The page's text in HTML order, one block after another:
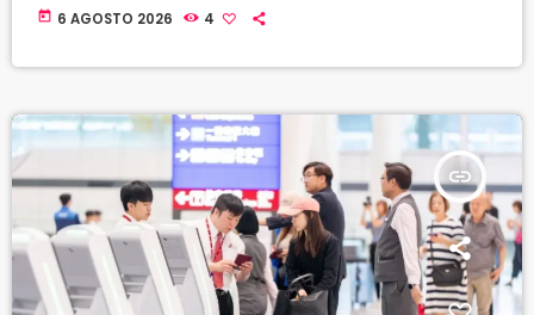
Nicolò, in vista della totale eclissi solare del prossimo 12 agosto
today 6 AGOSTO 2026 4
insert_link